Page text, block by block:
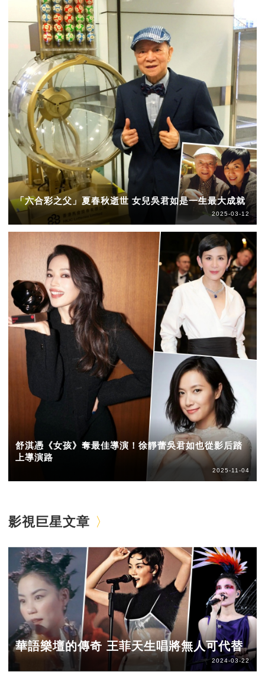
「六合彩之父」夏春秋逝世 女兒吳君如是一生最大成就
2025-03-12
舒淇憑《女孩》奪最佳導演！徐靜蕾吳君如也從影后踏
上導演路
2025-11-04
影視巨星文章
華語樂壇的傳奇 王菲天生唱將無人可代替
2024-03-22